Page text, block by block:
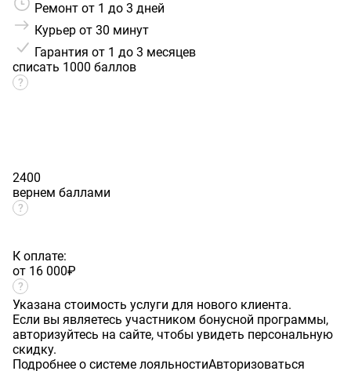
Ремонт от 1 до 3 дней
Курьер от 30 минут
Гарантия от 1 до 3 месяцев
списать 1000 баллов
2400
вернем баллами
К оплате:
от 16 000₽
Указана стоимость услуги для нового клиента.
Если вы являетесь участником бонусной программы,
авторизуйтесь на сайте, чтобы увидеть персональную
скидку.
Подробнее о системе лояльностиАвторизоваться